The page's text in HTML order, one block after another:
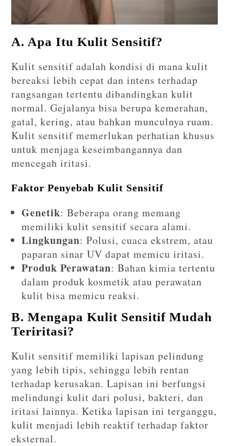
A. Apa Itu Kulit Sensitif?
Kulit sensitif adalah kondisi di mana kulit
bereaksi lebih cepat dan intens terhadap
rangsangan tertentu dibandingkan kulit
normal. Gejalanya bisa berupa kemerahan,
gatal, kering, atau bahkan munculnya ruam.
Kulit sensitif memerlukan perhatian khusus
untuk menjaga keseimbangannya dan
mencegah iritasi.
Faktor Penyebab Kulit Sensitif
Genetik: Beberapa orang memang
memiliki kulit sensitif secara alami.
Lingkungan: Polusi, cuaca ekstrem, atau
paparan sinar UV dapat memicu iritasi.
Produk Perawatan: Bahan kimia tertentu
dalam produk kosmetik atau perawatan
kulit bisa memicu reaksi.
B. Mengapa Kulit Sensitif Mudah
Teriritasi?
Kulit sensitif memiliki lapisan pelindung
yang lebih tipis, sehingga lebih rentan
terhadap kerusakan. Lapisan ini berfungsi
melindungi kulit dari polusi, bakteri, dan
iritasi lainnya. Ketika lapisan ini terganggu,
kulit menjadi lebih reaktif terhadap faktor
eksternal.